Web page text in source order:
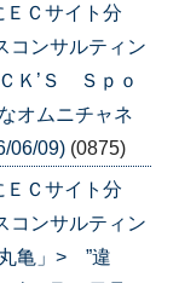
ＥＣサイト分
ンサルティン
Ｋ’Ｓ Ｓｐｏ
オムニチャネ
06/09) (0875)
ＥＣサイト分
ンサルティン
亀」> ”違